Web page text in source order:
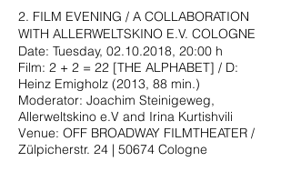
2. FILM EVENING / A COLLABORATION
WITH ALLERWELTSKINO E.V. COLOGNE
Date: Tuesday, 02.10.2018, 20:00 h
Film: 2 + 2 = 22 [THE ALPHABET] / D:
Heinz Emigholz (2013, 88 min.)
Moderator: Joachim Steinigeweg,
Allerweltskino e.V and Irina Kurtishvili
Venue: OFF BROADWAY FILMTHEATER /
Zülpicherstr. 24 | 50674 Cologne